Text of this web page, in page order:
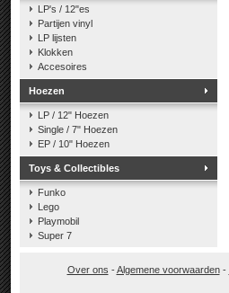
LP's / 12"es
Partijen vinyl
LP lijsten
Klokken
Accesoires
Hoezen
LP / 12" Hoezen
Single / 7" Hoezen
EP / 10" Hoezen
Toys & Collectibles
Funko
Lego
Playmobil
Super 7
Over ons -Algemene voorwaarden-